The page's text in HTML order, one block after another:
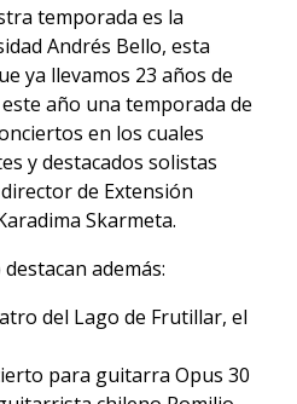
temporada es la
Andrés Bello, esta
ya llevamos 23 años de
año una temporada de
en los cuales
y destacados solistas
de Extensión
Skarmeta.
además:
del Lago de Frutillar, el
para guitarra Opus 30